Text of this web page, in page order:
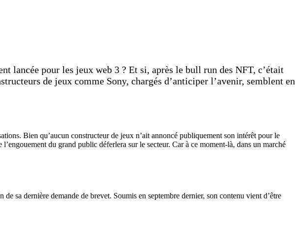
lancée pour les jeux web 3 ? Et si, après le bull run des NFT, c’était
de jeux comme Sony, chargés d’anticiper l’avenir, semblent en
Bien qu’aucun constructeur de jeux n’ait annoncé publiquement son intérêt pour le
du grand public déferlera sur le secteur. Car à ce moment-là, dans un marché
de sa dernière demande de brevet. Soumis en septembre dernier, son contenu vient d’être